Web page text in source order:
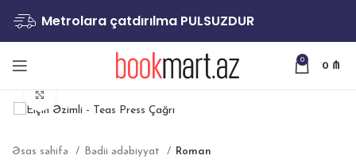
Metrolara çatdırılma PULSUZDUR
0
0 ₼
Əsas səhifə Bədii ədəbiyyat Roman